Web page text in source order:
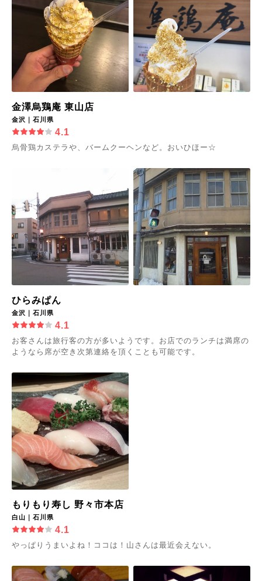
金澤烏鶏庵 東山店
金沢｜石川県
4.1
烏骨鶏カステラや、バームクーヘンなど。おいひほー☆
ひらみぱん
金沢｜石川県
4.1
お客さんは旅行客の方が多いようです。お店でのランチは満席の
ようなら席が空き次第連絡を頂くことも可能です。
もりもり寿し 野々市本店
白山｜石川県
4.1
やっぱりうまいよね！ココは！山さんは最近会えない。